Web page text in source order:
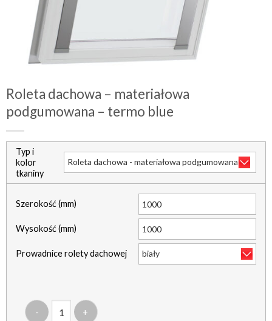
Roleta dachowa – materiałowa
podgumowana – termo blue
Typ i
kolor
tkaniny
Szerokość (mm)
Wysokość (mm)
Prowadnice rolety dachowej
ilość roleta dachowa - materiałowa podgumowana - termo